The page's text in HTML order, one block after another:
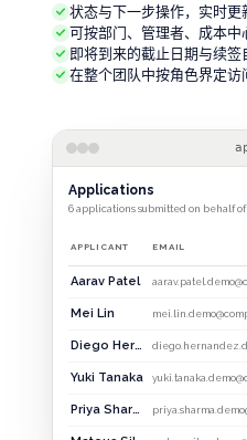
状态与下一步操作，实时更
可按部门、管理者、成本中
即将到来的截止日期与续签
在整个团队中按角色界定访
Applications
6 applications submitted on behalf of
APPLICANT EMAIL
Aarav Patel
Mei Lin
Diego Hernandez
Yuki Tanaka
Priya Sharma